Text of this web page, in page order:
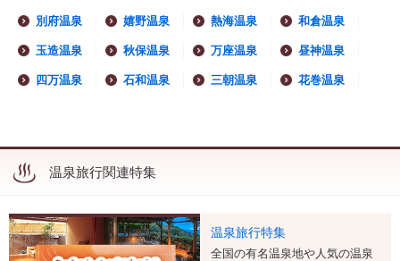
別府温泉 嬉野温泉 熱海温泉 和倉温泉
玉造温泉 秋保温泉 万座温泉 昼神温泉
四万温泉 石和温泉 三朝温泉 花巻温泉
温泉旅行関連特集
温泉旅行特集
全国の有名温泉地や人気の温泉